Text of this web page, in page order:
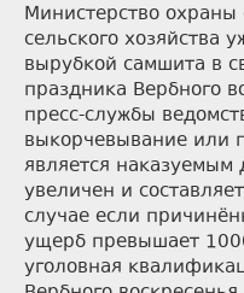
Министерство
сельского хозяйства
вырубкой самшита в
праздника Вербного
пресс-службы
выкорчевывание или
является
увеличен и
случае если
ущерб превышает
уголовная